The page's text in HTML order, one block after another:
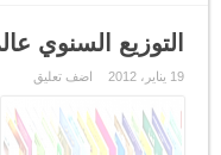
التوزيع السنوي
19 يناير، 2012 اضف تعليق